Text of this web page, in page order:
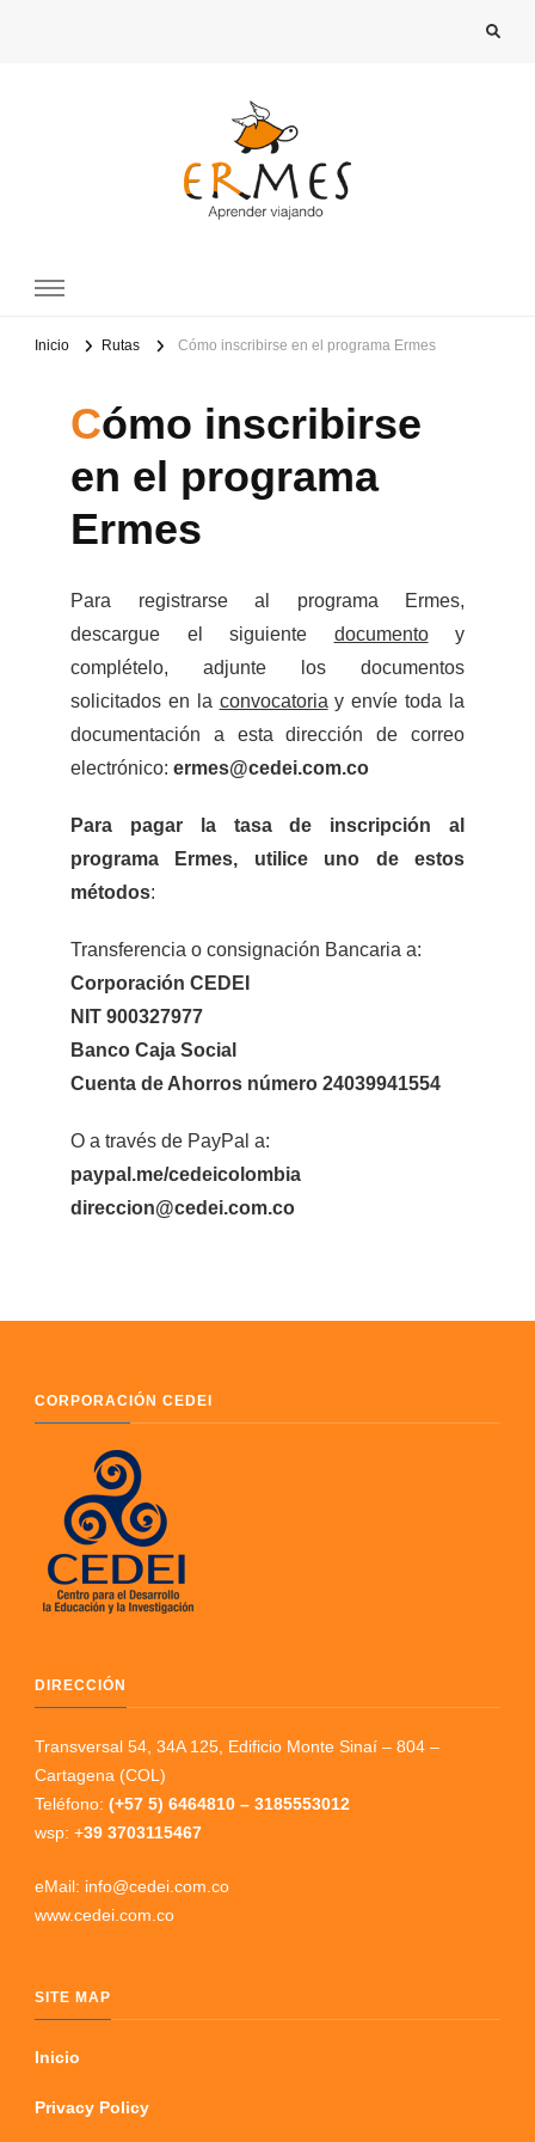
Inicio Rutas Cómo inscribirse en el programa Ermes
Cómo inscribirse
en el programa
Ermes
Para registrarse al programa Ermes,
descargue el siguiente documentoy
complételo, adjunte los documentos
solicitados en la convocatoria y envíe toda la
documentación a esta dirección de correo
electrónico: ermes@cedei.com.co
Para pagar la tasa de inscripción al
programa Ermes, utilice uno de estos
métodos:
Transferencia o consignación Bancaria a:
Corporación CEDEI
NIT 900327977
Banco Caja Social
Cuenta de Ahorros número 24039941554
O a través de PayPal a:
paypal.me/cedeicolombia
direccion@cedei.com.co
CORPORACIÓN CEDEI
DIRECCIÓN
Transversal 54, 34A 125, Edificio Monte Sinaí – 804 –
Cartagena (COL)
Teléfono: (+57 5) 6464810 – 3185553012
wsp: +39 3703115467
eMail: info@cedei.com.co
www.cedei.com.co
SITE MAP
Inicio
Privacy Policy